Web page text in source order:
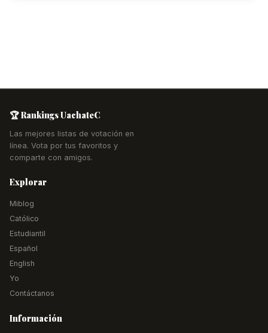
🏆 Rankings UachateC
Las mejores listas de votación en
línea. Vota por tus favoritos y
comparte con amigos.
Explorar
Miblog
Católico
Estudiantil
Español
English
Yo
Contáctanos
Información